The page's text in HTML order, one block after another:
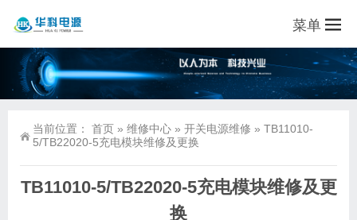
菜单
当前位置： 首页 » 维修中心 » 开关电源维修 » TB11010-
5/TB22020-5充电模块维修及更换
TB11010-5/TB22020-5充电模块维修及更
换